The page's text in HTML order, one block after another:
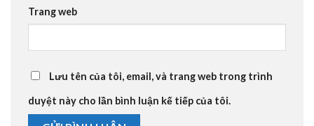
Trang web
Lưu tên của tôi, email, và trang web trong trình
duyệt này cho lần bình luận kế tiếp của tôi.